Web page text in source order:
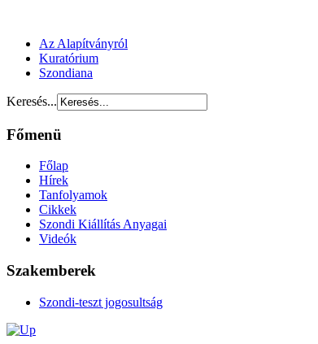
Az Alapítványról
Kuratórium
Szondiana
Keresés...
Főmenü
Főlap
Hírek
Tanfolyamok
Cikkek
Szondi Kiállítás Anyagai
Videók
Szakemberek
Szondi-teszt jogosultság